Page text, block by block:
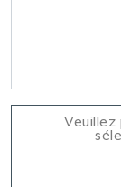
Veuillez